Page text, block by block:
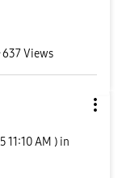
637Views
11:10 AM ) in